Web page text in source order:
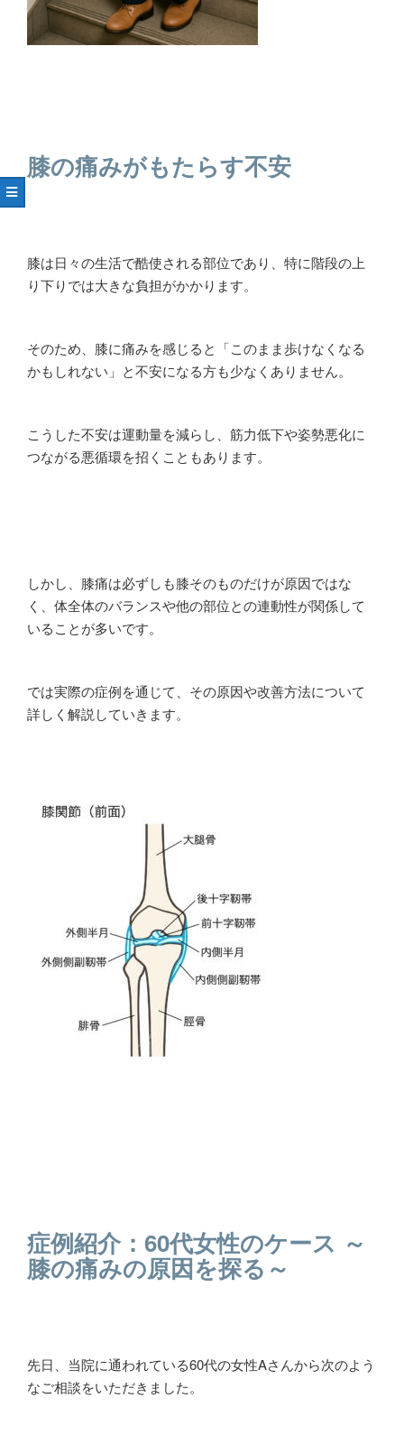
膝の痛みがもたらす不安
膝は日々の生活で酷使される部位であり、特に階段の上
り下りでは大きな負担がかかります。
そのため、膝に痛みを感じると「このまま歩けなくなる
かもしれない」と不安になる方も少なくありません。
こうした不安は運動量を減らし、筋力低下や姿勢悪化に
つながる悪循環を招くこともあります。
しかし、膝痛は必ずしも膝そのものだけが原因ではな
く、体全体のバランスや他の部位との連動性が関係して
いることが多いです。
では実際の症例を通じて、その原因や改善方法について
詳しく解説していきます。
症例紹介：60代女性のケース ～
膝の痛みの原因を探る～
先日、当院に通われている60代の女性Aさんから次のよう
なご相談をいただきました。